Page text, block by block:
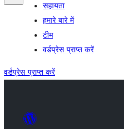
सहायता
हमारे बारे में
टीम
वर्डप्रेस प्राप्त करें
वर्डप्रेस प्राप्त करें